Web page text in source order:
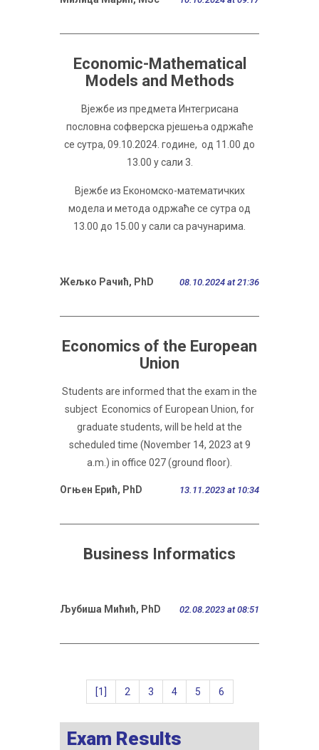
Economic-Mathematical
Models and Methods
Вјежбе из предмета Интегрисана
пословна софверска рјешења одржаће
се сутра, 09.10.2024. године, од 11.00 до
13.00 у сали 3.
Вјежбе из Економско-математичких
модела и метода одржаће се сутра од
13.00 до 15.00 у сали са рачунарима.
Жељко Рачић, PhD 08.10.2024 at 21:36
Economics of the European
Union
Students are informed that the exam in the
subject Economics of European Union, for
graduate students, will be held at the
scheduled time (November 14, 2023 at 9
a.m.) in office 027 (ground floor).
Огњен Ерић, PhD 13.11.2023 at 10:34
Business Informatics
Љубиша Мићић, PhD 02.08.2023 at 08:51
[1] 2 3 4 5 6
Exam Results